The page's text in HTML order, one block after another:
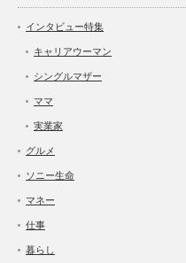
インタビュー特集
キャリアウーマン
シングルマザー
ママ
実業家
グルメ
ソニー生命
マネー
仕事
暮らし